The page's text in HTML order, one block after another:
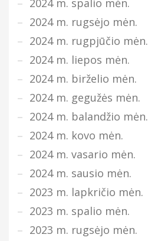
2024 m. spalio mėn.
2024 m. rugsėjo mėn.
2024 m. rugpjūčio mėn.
2024 m. liepos mėn.
2024 m. birželio mėn.
2024 m. gegužės mėn.
2024 m. balandžio mėn.
2024 m. kovo mėn.
2024 m. vasario mėn.
2024 m. sausio mėn.
2023 m. lapkričio mėn.
2023 m. spalio mėn.
2023 m. rugsėjo mėn.